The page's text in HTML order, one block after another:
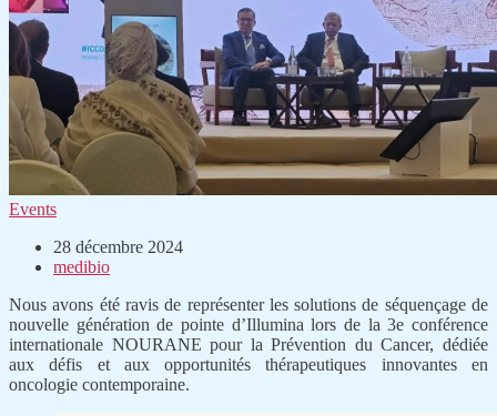
Events
28 décembre 2024
medibio
Nous avons été ravis de représenter les solutions de séquençage de
nouvelle génération de pointe d’Illumina lors de la 3e conférence
internationale NOURANE pour la Prévention du Cancer, dédiée
aux défis et aux opportunités thérapeutiques innovantes en
oncologie contemporaine.